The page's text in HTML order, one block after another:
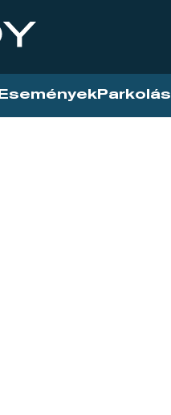
Események Parkolás